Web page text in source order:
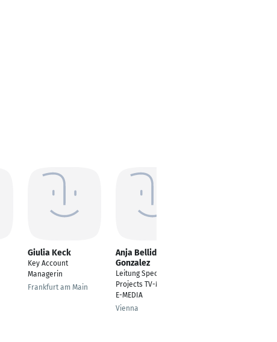
Giulia Keck
Key Account
Managerin
Frankfurt am Main
Anja Bellido
Gonzalez
Leitung Special
Projects TV-MEDIA +
E-MEDIA
Vienna